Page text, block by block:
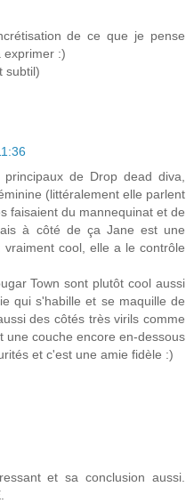
de ce que je pense
exprimer :)
subtil)
de Drop dead diva,
(littéralement elle parlent
faisaient du mannequinat et de
à côté de ça Jane est une
cool, elle a le contrôle
Town sont plutôt cool aussi
qui s'habille et se maquille de
des côtés très virils comme
une couche encore en-dessous
et c'est une amie fidèle :)
et sa conclusion aussi.